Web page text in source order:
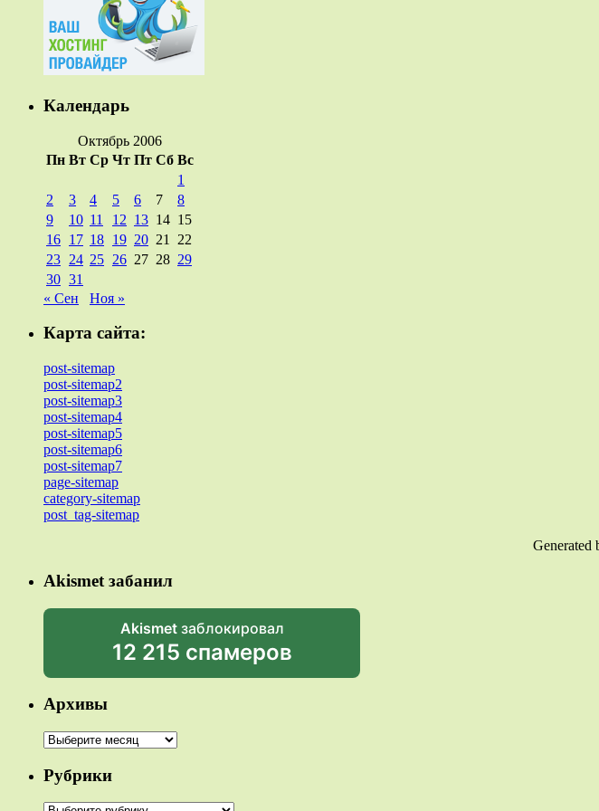
Календарь
Октябрь 2006
Пн Вт Ср Чт Пт Сб Вс
1
2
3 4 5 6 7
8
9
10 11 12 13 14 15
16 17 18 19 20 21
22
23 24 25 26 27 28 29
30 31
« Сен
Ноя »
Карта сайта:
post-sitemap
post-sitemap2
post-sitemap3
post-sitemap4
post-sitemap5
post-sitemap6
post-sitemap7
page-sitemap
category-sitemap
post_tag-sitemap
Generated
Akismet забанил
Akismetзаблокировал
12 215 спамеров
Архивы
Архивы
Рубрики